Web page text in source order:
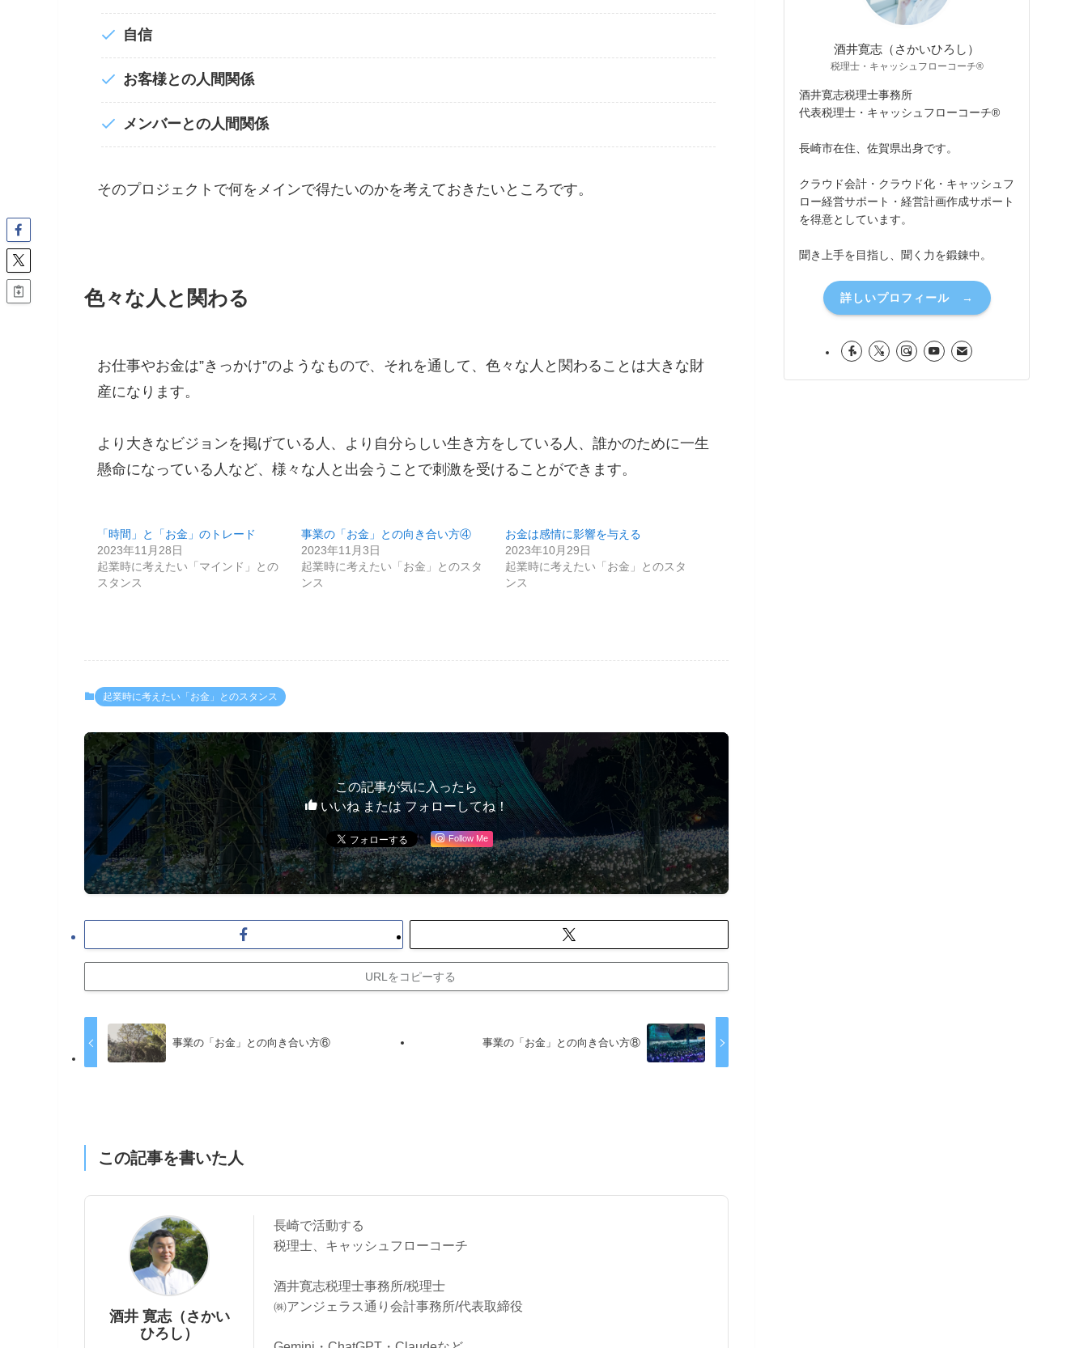
自信
お客様との人間関係
メンバーとの人間関係
そのプロジェクトで何をメインで得たいのかを考えておきたいところです。
色々な人と関わる
お仕事やお金は”きっかけ”のようなもので、それを通して、色々な人と関わることは大きな財
産になります。
より大きなビジョンを掲げている人、より自分らしい生き方をしている人、誰かのために一生
懸命になっている人など、様々な人と出会うことで刺激を受けることができます。
「時間」と「お金」のトレード
2023年11月28日
起業時に考えたい「マインド」との
スタンス
事業の「お金」との向き合い方④
2023年11月3日
起業時に考えたい「お金」とのスタ
ンス
お金は感情に影響を与える
2023年10月29日
起業時に考えたい「お金」とのスタ
ンス
起業時に考えたい「お金」とのスタンス
この記事が気に入ったら
いいね または フォローしてね！
Follow Me
URLをコピーする
事業の「お金」との向き合い方⑥ 事業の「お金」との向き合い方⑧
この記事を書いた人
酒井 寛志（さかい
ひろし）
長崎で活動する
税理士、キャッシュフローコーチ
酒井寛志税理士事務所/税理士
㈱アンジェラス通り会計事務所/代表取締役
酒井寛志（さかいひろし）
税理士・キャッシュフローコーチ®
酒井寛志税理士事務所
代表税理士・キャッシュフローコーチ®
長崎市在住、佐賀県出身です。
クラウド会計・クラウド化・キャッシュフ
ロー経営サポート・経営計画作成サポート
を得意としています。
聞き上手を目指し、聞く力を鍛錬中。
詳しいプロフィール →